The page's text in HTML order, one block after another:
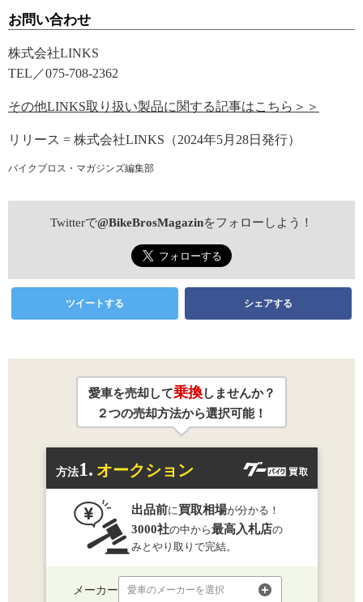
お問い合わせ
株式会社LINKS
TEL／075-708-2362
その他LINKS取り扱い製品に関する記事はこちら＞＞
リリース = 株式会社LINKS（2024年5月28日発行）
バイクブロス・マガジンズ編集部
Twitterで@BikeBrosMagazinをフォローしよう！
ツイートする シェアする
愛車を売却して乗換しませんか？
２つの売却方法から選択可能！
方法1. オークション
出品前に買取相場が分かる！
3000社の中から最高入札店の
みとやり取りで完結。
メーカー 愛車のメーカーを選択